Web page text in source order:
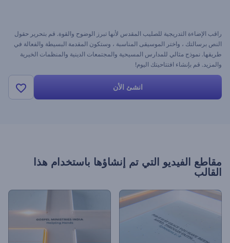
راقب الإضاءة التدريجية للصليب المقدس لأنها تبرز الوضوح والقوة. قم بتحرير حقول
النص برسالتك ، واختر الموسيقى المناسبة ، وستكون المقدمة البسيطة والفعالة في
طريقها. نموذج مثالي للمدارس المسيحية والمجتمعات الدينية والمنظمات الخيرية
والمزيد. قم بإنشاء افتتاحيتك اليوم!
انشئ الأن
مقاطع الفيديو التي تم إنشاؤها باستخدام هذا
القالب